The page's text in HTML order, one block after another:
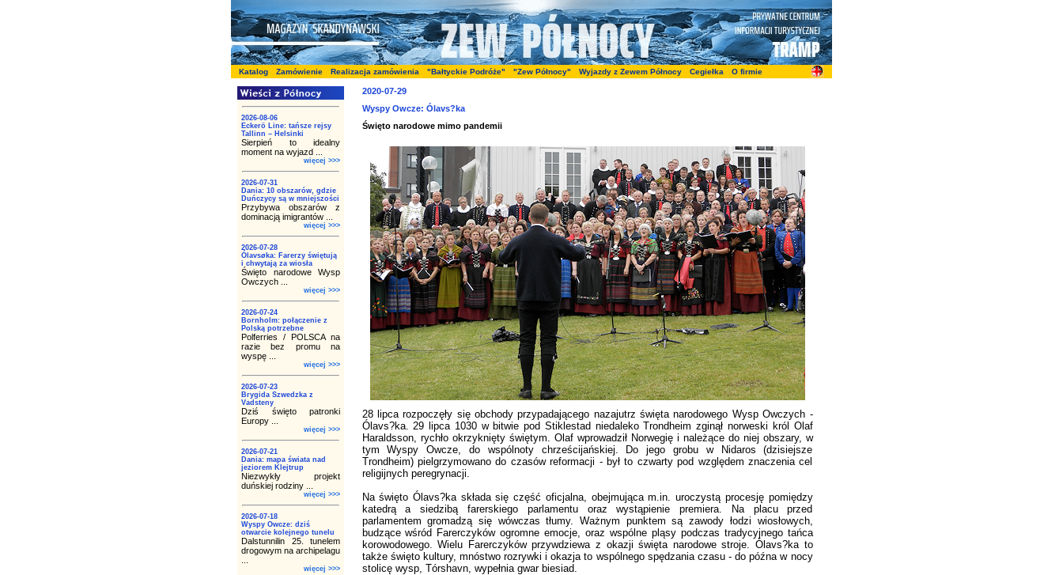
Katalog Zamówienie Realizacja zamówienia "Bałtyckie Podróże" "Zew Północy" Wyjazdy z Zewem Północy Cegiełka O firmie
2026-08-06
Eckerö Line: tańsze rejsy
Tallinn – Helsinki
Sierpień to idealny
moment na wyjazd ...
więcej >>>
2026-07-31
Dania: 10 obszarów, gdzie
Duńczycy są w mniejszości
Przybywa obszarów z
dominacją imigrantów ...
więcej >>>
2026-07-28
Ólavsøka: Farerzy świętują
i chwytają za wiosła
Święto narodowe Wysp
Owczych ...
więcej >>>
2026-07-24
Bornholm: połączenie z
Polską potrzebne
Polferries / POLSCA na
razie bez promu na
wyspę ...
więcej >>>
2026-07-23
Brygida Szwedzka z
Vadsteny
Dziś święto patronki
Europy ...
więcej >>>
2026-07-21
Dania: mapa świata nad
jeziorem Klejtrup
Niezwykły projekt
duńskiej rodziny ...
więcej >>>
2026-07-18
Wyspy Owcze: dziś
otwarcie kolejnego tunelu
Dalstunnilin 25. tunelem
drogowym na archipelagu
więcej >>>
2020-07-29
Wyspy Owcze: Ólavs?ka
Święto narodowe mimo pandemii
28 lipca rozpoczęły się obchody przypadającego nazajutrz święta narodowego Wysp Owczych -
Ólavs?ka. 29 lipca 1030 w bitwie pod Stiklestad niedaleko Trondheim zginął norweski król Olaf
Haraldsson, rychło okrzyknięty świętym. Olaf wprowadził Norwegię i należące do niej obszary, w
tym Wyspy Owcze, do wspólnoty chrześcijańskiej. Do jego grobu w Nidaros (dzisiejsze
Trondheim) pielgrzymowano do czasów reformacji - był to czwarty pod względem znaczenia cel
religijnych peregrynacji.
Na święto Ólavs?ka składa się część oficjalna, obejmująca m.in. uroczystą procesję pomiędzy
katedrą a siedzibą farerskiego parlamentu oraz wystąpienie premiera. Na placu przed
parlamentem gromadzą się wówczas tłumy. Ważnym punktem są zawody łodzi wiosłowych,
budzące wśród Farerczyków ogromne emocje, oraz wspólne pląsy podczas tradycyjnego tańca
korowodowego. Wielu Farerczyków przywdziewa z okazji święta narodowe stroje. Ólavs?ka to
także święto kultury, mnóstwo rozrywki i okazja to wspólnego spędzania czasu - do późna w nocy
stolicę wysp, Tórshavn, wypełnia gwar biesiad.